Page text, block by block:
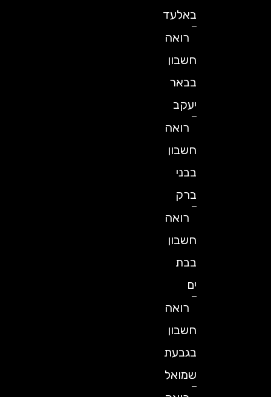
באלעד
רואה
חשבון
בבאר
יעקב
רואה
חשבון
רואה
חשבון
רואה
חשבון
בגבעת
שמואל